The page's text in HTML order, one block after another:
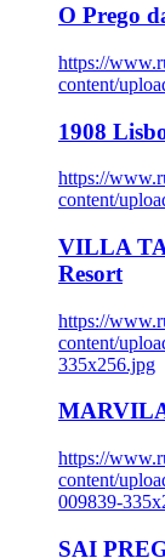
O Prego
https://
content/
1908
https://
content/
VILLA
Resort
https://
content/
335x256.jpg
https://
content/
009839-
SAI